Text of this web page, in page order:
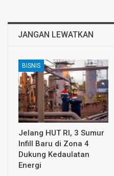
JANGAN LEWATKAN
BISNIS
Jelang HUT RI, 3 Sumur
Infill Baru di Zona 4
Dukung Kedaulatan
Energi